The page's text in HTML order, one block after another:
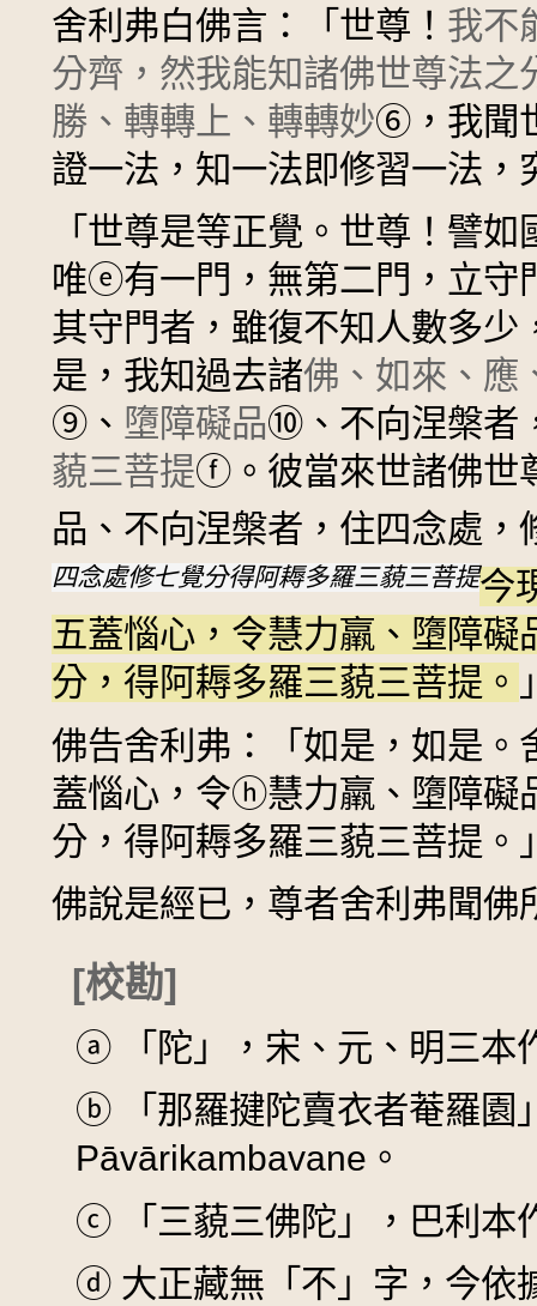
舍利弗白佛言：「世尊！ 我不
分齊，然我能知諸佛世尊法之
勝、轉轉上、轉轉妙⑥，我聞
證一法，知一法即修習一法，
「世尊是等正覺。世尊！譬
唯ⓔ有一門，無第二門，立守
其守門者，雖復不知人數多
是，我知過去諸佛、如來、應
⑨、 墮障礙品⑩、不向涅槃者
藐三菩提ⓕ。彼當來世諸佛世
品、不向涅槃者，住四念處
四念處修七覺分得阿耨多羅三藐三菩提今
五蓋惱心，令慧力羸、墮障
分，得阿耨多羅三藐三菩提。
佛告舍利弗：「如是，如是
蓋惱心，令ⓗ慧力羸、墮障礙
分，得阿耨多羅三藐三菩提。
佛說是經已，尊者舍利弗聞佛
[校勘]
ⓐ
「陀」，宋、元、明三本
ⓑ
「那羅揵陀賣衣者菴羅
Pāvārikambavane。
ⓒ
「三藐三佛陀」，巴利
ⓓ 大正藏無「不」字，今依